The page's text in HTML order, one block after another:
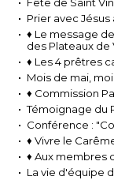
Prier avec
♦ Le message
des Plateaux de
♦ Les 4 prêtres
Mois de mai,
♦ Commission
Témoignage du
Conférence :
♦ Vivre le
♦ Aux membres
La vie d'équipe